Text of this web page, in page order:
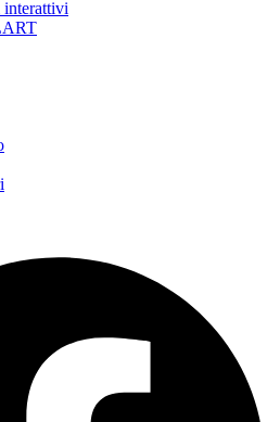
interattivi